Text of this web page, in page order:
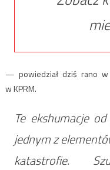
— powiedział dziś rano w
wKPRM.
Te ekshumacje
jednym z
katastrofie.